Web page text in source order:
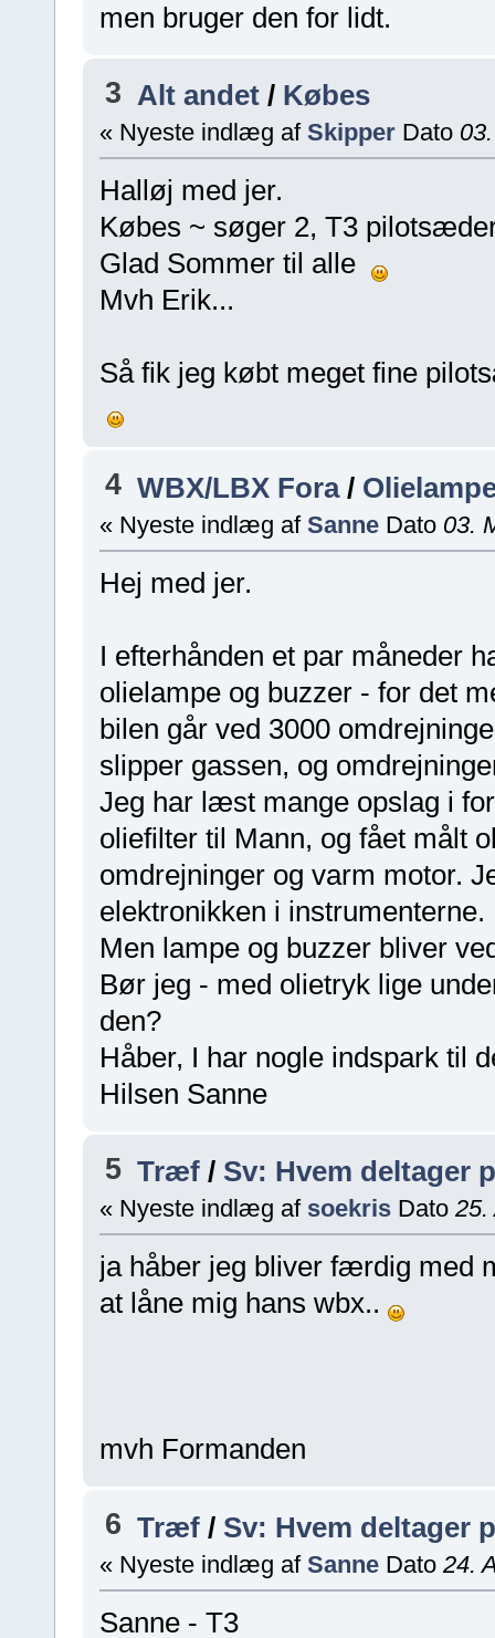
men bruger den for lidt.
3 Alt andet / Købes
« Nyeste indlæg af Skipper Dato03.
Halløj med jer.
Købes ~ søger 2, T3
Glad Sommer til alle
Mvh Erik...
Så fik jeg købt meget fine
4 WBX/LBX Fora/
« Nyeste indlæg af Sanne Dato03.
Hej med jer.
I efterhånden et par måneder
olielampe og buzzer - for det
bilen går ved 3000
slipper gassen, og
Jeg har læst mange opslag i
oliefilter til Mann, og fået målt
omdrejninger og varm motor.
elektronikken i instrumenterne.
Men lampe og buzzer bliver
Bør jeg - med olietryk lige
den?
Håber, I har nogle indspark til
Hilsen Sanne
5 Træf / Sv: Hvem deltager
« Nyeste indlæg af soekris Dato25.
ja håber jeg bliver færdig med
at låne mig hans wbx..
mvh Formanden
6 Træf / Sv: Hvem deltager
« Nyeste indlæg af Sanne Dato24.
Sanne - T3